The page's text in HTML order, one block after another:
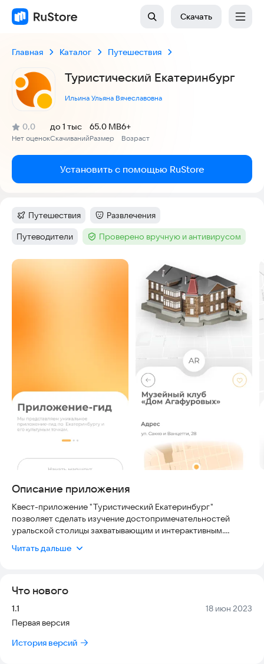
Скачать
Главная Каталог Путешествия
Туристический Екатеринбург
Ильина Ульяна Вячеславовна
Рейтинг:
0,0
(
Нет оценок
)
Скачиваний
до 1 тыс
Размер
65.0 MB
Возраст
6+
Установить с помощью RuStore
Категория:
Путешествия Категория:
Развлечения
Тег:
Путеводители Тег :Проверено вручную и антивирусом
Скриншоты
Описание приложения
Квест-приложение "Туристический Екатеринбург"
позволяет сделать изучение достопримечательностей
уральской столицы захватывающим и интерактивным.
взаимодействуйте с 3D-моделями в камере мобильного
Читать дальше
Что нового
Версия:
1.1 Дата:
18 июн 2023
Первая версия
История версий